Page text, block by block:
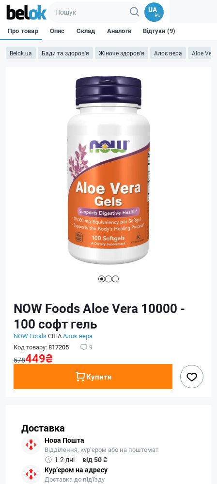
UA
RU
Belok.ua Бади та здоров'я Жіноче здоров'я Алоє вера Aloe
Про товар Опис Склад Аналоги Відгуки (9)
NOW Foods Aloe Vera 10000 -
100 софт гель
NOW Foods СШААлоє вера
Код товару:817205 9
578449₴
Купити
Доставка
Нова Пошта
Відділення, кур’єром або на поштомат
1-2 дні
від 50 ₴
Кур’єром на адресу
Доставка до під'їзду